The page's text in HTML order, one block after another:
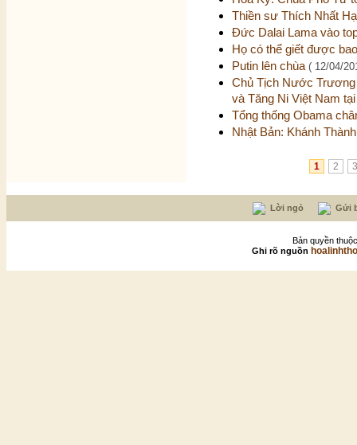
Thiền sư Thích Nhất
Đức Dalai Lama vào
Họ có thể giết được
Putin lên chùa ( 12/04/
Chủ Tịch Nước
và Tăng Ni Việt Nam
Tổng thống Obama
Nhật Bản: Khánh
1 2 3
Lời ngỏ Gửi
Bản quyền
Ghi rõ nguồn